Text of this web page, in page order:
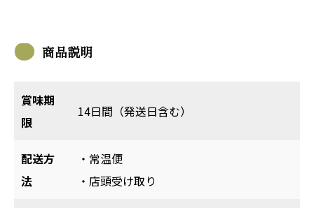
商品説明
賞味期
限
14日間（発送日含む）
配送方
法
・常温便
・店頭受け取り